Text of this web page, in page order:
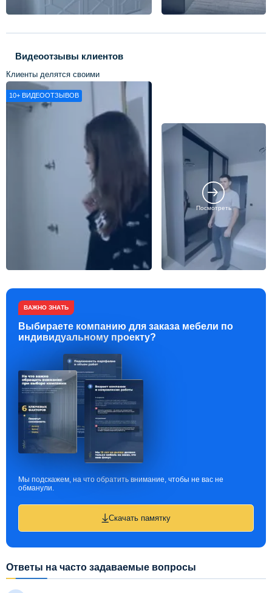
Видеоотзывы клиентов
Клиенты делятся своими
впечатлениями о нашей работе
10+ ВИДЕООТЗЫВОВ
Посмотреть
ВАЖНО ЗНАТЬ
Выбираете компанию для заказа мебели по
индивидуальному проекту?
Мы подскажем, на что обратить внимание, чтобы не вас не
обманули.
Скачать памятку
Ответы на часто задаваемые вопросы